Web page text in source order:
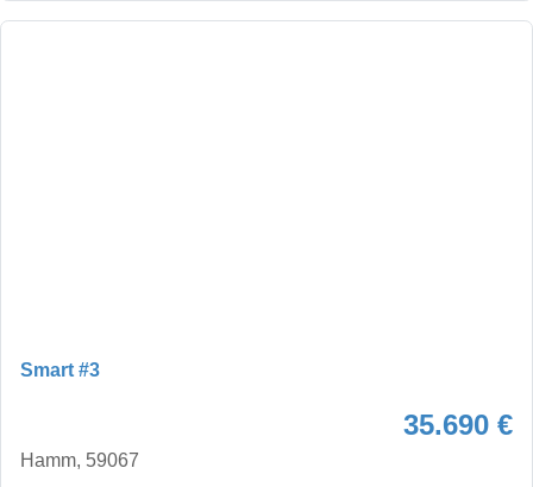
Smart #3
35.690 €
Hamm, 59067